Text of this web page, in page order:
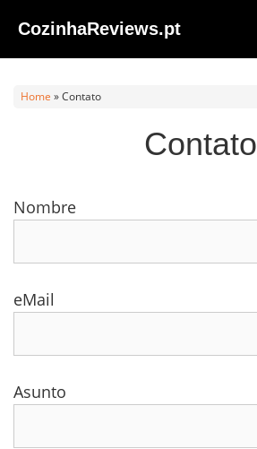
contenido
CozinhaReviews.pt
Home »Contato
Contato
Nombre
eMail
Asunto